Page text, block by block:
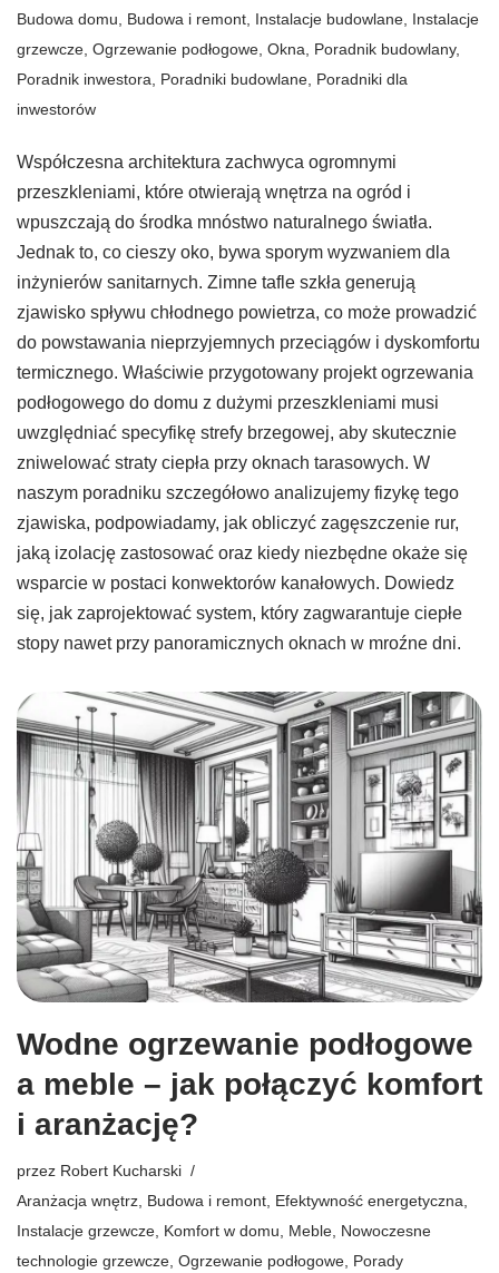
Budowa domu, Budowa i remont, Instalacje budowlane, Instalacje
grzewcze, Ogrzewanie podłogowe, Okna, Poradnik budowlany,
Poradnik inwestora, Poradniki budowlane, Poradniki dla
inwestorów
Współczesna architektura zachwyca ogromnymi
przeszkleniami, które otwierają wnętrza na ogród i
wpuszczają do środka mnóstwo naturalnego światła.
Jednak to, co cieszy oko, bywa sporym wyzwaniem dla
inżynierów sanitarnych. Zimne tafle szkła generują
zjawisko spływu chłodnego powietrza, co może prowadzić
do powstawania nieprzyjemnych przeciągów i dyskomfortu
termicznego. Właściwie przygotowany projekt ogrzewania
podłogowego do domu z dużymi przeszkleniami musi
uwzględniać specyfikę strefy brzegowej, aby skutecznie
zniwelować straty ciepła przy oknach tarasowych. W
naszym poradniku szczegółowo analizujemy fizykę tego
zjawiska, podpowiadamy, jak obliczyć zagęszczenie rur,
jaką izolację zastosować oraz kiedy niezbędne okaże się
wsparcie w postaci konwektorów kanałowych. Dowiedz
się, jak zaprojektować system, który zagwarantuje ciepłe
stopy nawet przy panoramicznych oknach w mroźne dni.
Wodne ogrzewanie podłogowe
a meble – jak połączyć komfort
i aranżację?
przez Robert Kucharski
Aranżacja wnętrz Budowa i remont Efektywność energetyczna
Instalacje grzewcze Komfort w domu Meble Nowoczesne
technologie grzewcze Ogrzewanie podłogowe Porady